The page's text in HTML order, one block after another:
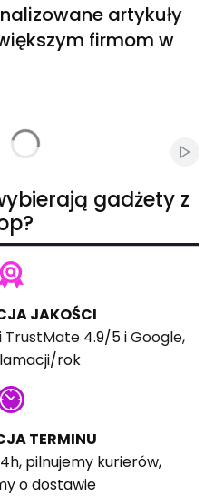
artykuły
firmom w
gadżety z
JAKOŚCI
TrustMate4.9/5 iGoogle,
rok
TERMINU
pilnujemy kurierów,
o dostawie